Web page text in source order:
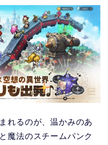
れるのが、温かみのあ
魔法のスチームパンク